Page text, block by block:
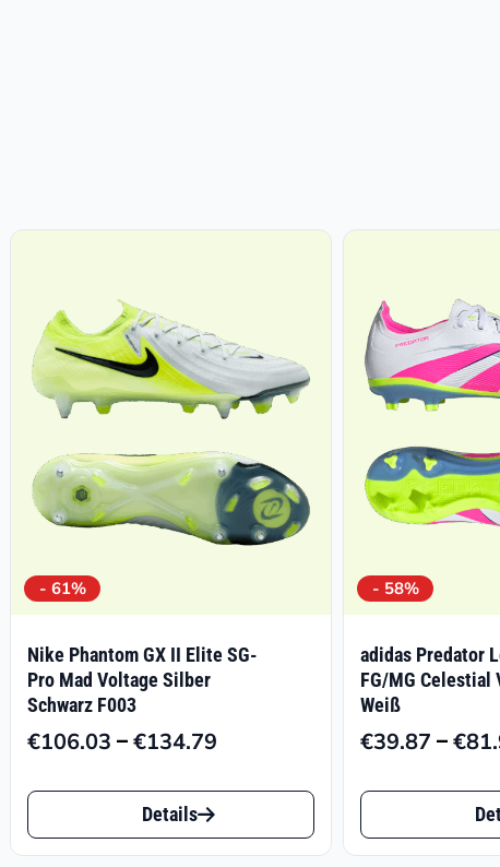
- 61%
Nike Phantom GX II Elite SG-
Pro Mad Voltage Silber
Schwarz F003
€106.03 –€134.79Preisspanne:
€134.79
Dieses
Produkt
Details
- 58%
adidas Predator
FG/MG Celestial
Weiß
€39.87 –€
Dieses
Produkt